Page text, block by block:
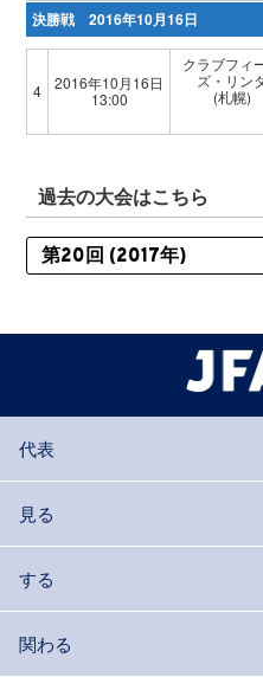
決勝戦 2016年10月16日
4
2016年10月16日
13:00
クラブフィ
ズ・リン
(札幌)
過去の大会はこちら
代表
見る
する
関わる